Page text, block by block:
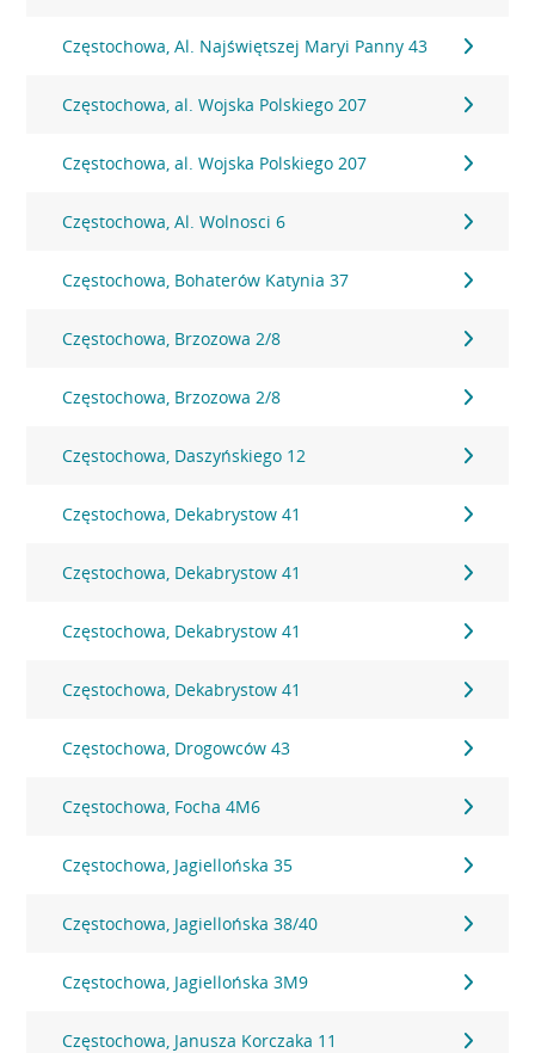
Częstochowa, Al. Najświętszej Maryi Panny 43
Częstochowa, al. Wojska Polskiego 207
Częstochowa, al. Wojska Polskiego 207
Częstochowa, Al. Wolnosci 6
Częstochowa, Bohaterów Katynia 37
Częstochowa, Brzozowa 2/8
Częstochowa, Brzozowa 2/8
Częstochowa, Daszyńskiego 12
Częstochowa, Dekabrystow 41
Częstochowa, Dekabrystow 41
Częstochowa, Dekabrystow 41
Częstochowa, Dekabrystow 41
Częstochowa, Drogowców 43
Częstochowa, Focha 4M6
Częstochowa, Jagiellońska 35
Częstochowa, Jagiellońska 38/40
Częstochowa, Jagiellońska 3M9
Częstochowa, Janusza Korczaka 11